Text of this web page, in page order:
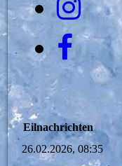
Eilnachrichten
26.02.2026, 08:35